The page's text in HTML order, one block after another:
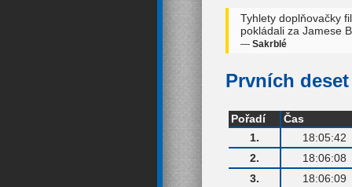
Tyhlety doplňovačky
pokládali za Jamese
— Sakrblé
Prvních
Pořadí
Čas
1.
18:05:42
2.
18:06:08
3.
18:06:09